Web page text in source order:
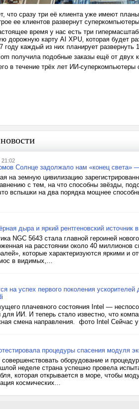
что сразу три её клиента уже имеют
ее клиентов развернут
время у нас есть три
дорожную карту AI XPU, которая будет
году каждый из них планирует
получила подобные заказы ещё от
в течение трёх лет ИИ-
21:02
Солнце задолжало нам «конец света»
на земную цивилизацию
с тем, на что способны звёзды,
вспышки на два порядка мощнее
дыра и яркий рентгеновский
NGC 5643 стала главной героиней
на расстоянии около 40 миллионов
которыe характеризуются яркими и
в видимых,...
на успех первого поколения
плачевного состояния Intel —
для ИИ. И теперь стало известно, что
смена направления. фото Intel Сейчас
процедуры спасения модуля
оборудование и
неделе страна успешно провела
которая открывается в море, чтобы
космических...